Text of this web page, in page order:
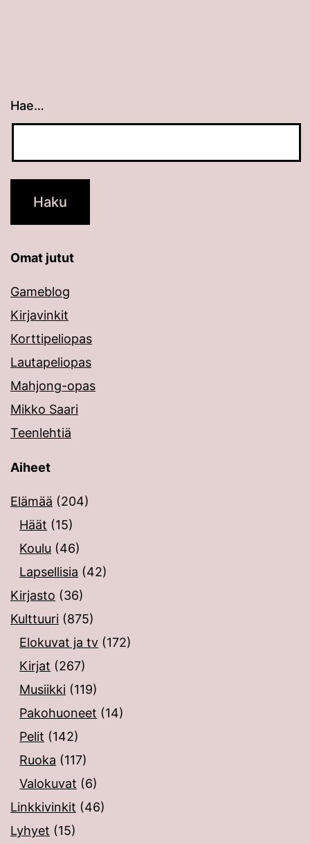
Hae…
Kun tuloksia tulee, voit selata niitä
Omat jutut
Gameblog
Kirjavinkit
Korttipeliopas
Lautapeliopas
Mahjong-opas
Mikko Saari
Teenlehtiä
Aiheet
Elämää (204)
Häät (15)
Koulu (46)
Lapsellisia (42)
Kirjasto (36)
Kulttuuri (875)
Elokuvat ja tv (172)
Kirjat (267)
Musiikki (119)
Pakohuoneet (14)
Pelit (142)
Ruoka (117)
Valokuvat (6)
Linkkivinkit (46)
Lyhyet (15)